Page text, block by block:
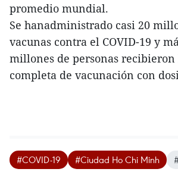
promedio mundial.
Se hanadministrado casi 20
vacunas contra el COVID-19 y
millones de personas recibieron
completa de vacunación con
#COVID-19 #Ciudad Ho Chi Minh